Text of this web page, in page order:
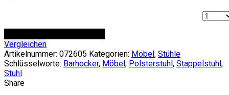
Anzahl
Vergleichen
Artikelnummer: 072605 Kategorien: Möbel, Stühle
Schlüsselworte: Barhocker, Möbel, Polsterstuhl, Stappelstuhl,
Stuhl
Share